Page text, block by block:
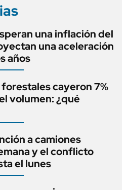
una inflación del
una aceleración
años
cayeron 7%
volumen: ¿qué
a camiones
y el conflicto
el lunes